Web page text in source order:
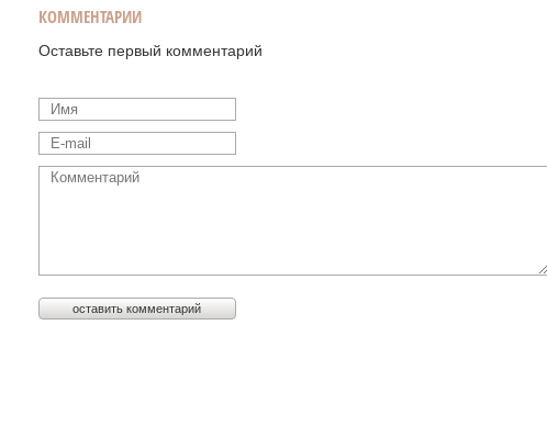
КОММЕНТАРИИ
Оставьте первый комментарий